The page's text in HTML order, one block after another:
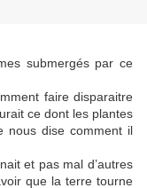
submergés par ce
faire disparaitre
ce dont les plantes
nous dise comment il
et pas mal d’autres
que la terre tourne